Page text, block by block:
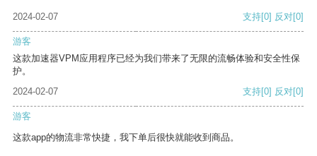
2024-02-07 支持[0] 反对[0]
游客
这款加速器VPM应用程序已经为我们带来了无限的流畅体验和安全性保
护。
2024-02-07
支持[0] 反对[0]
游客
这款app的物流非常快捷，我下单后很快就能收到商品。